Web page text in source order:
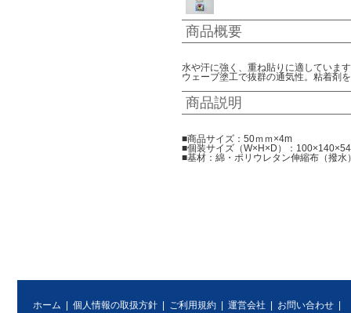
商品概要
水や汗に強く、重ね貼りに適していま
ウェーブ塗工で抜群の通気性。粘着剤
商品説明
■商品サイズ：50ｍｍ×4m
■個装サイズ（W×H×D）：100×140×54
■基材：綿・ポリウレタン伸縮布（撥
ホーム 個人情報の取扱方針 ご利用規約 運営会社 お問い合わせ